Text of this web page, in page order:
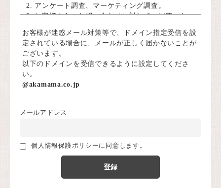
アンケート調査、マーケティング調査。
お客様からのお問い合わせに対しての回答。お
当社運営のメールマガジンなどのサービス提
供。
上記の利用目的に付随する目的。
弊社は、登録いただいた個人情報を厳正な管理の下
処置を実施いたします。
上記の個人情報の利用目的のために、業務の一部ま
たは全部を社外に委託すること等に伴って、個人情
報を預託する場合があります。この場合、預託先の
選定、監督に充分注意いたします。
お客様が迷惑メール対策等で、ドメイン指定受信を設
定されている場合に、メールが正しく届かないことが
ございます。
以下のドメインを受信できるように設定してくださ
い。
@akamama.co.jp
メールアドレス
個人情報保護ポリシーに同意します。